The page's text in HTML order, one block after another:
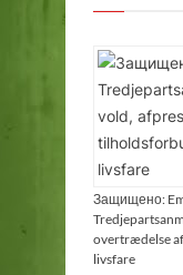
Защищено:
overtrædelse
livsfare